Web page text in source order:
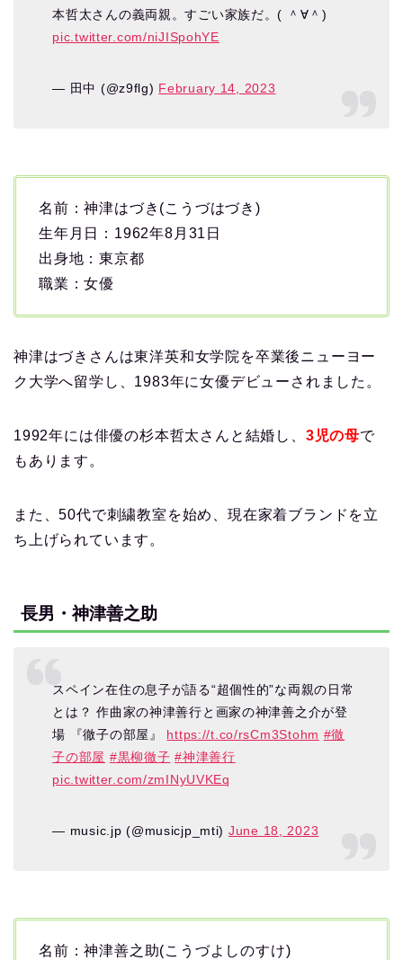
本哲太さんの義両親。すごい家族だ。( ＾∀＾)
pic.twitter.com/niJISpohYE
— 田中 (@z9flg) February 14, 2023
名前：神津はづき(こうづはづき)
生年月日：1962年8月31日
出身地：東京都
職業：女優
神津はづきさんは東洋英和女学院を卒業後ニューヨー
ク大学へ留学し、1983年に女優デビューされました。
1992年には俳優の杉本哲太さんと結婚し、 3児の母で
もあります。
また、50代で刺繍教室を始め、現在家着ブランドを立
ち上げられています。
長男・神津善之助
スペイン在住の息子が語る“超個性的”な両親の日常
とは？ 作曲家の神津善行と画家の神津善之介が登
場 『徹子の部屋』 https://t.co/rsCm3Stohm #徹
子の部屋 #黒柳徹子 #神津善行
pic.twitter.com/zmINyUVKEq
— music.jp (@musicjp_mti) June 18, 2023
名前：神津善之助(こうづよしのすけ)